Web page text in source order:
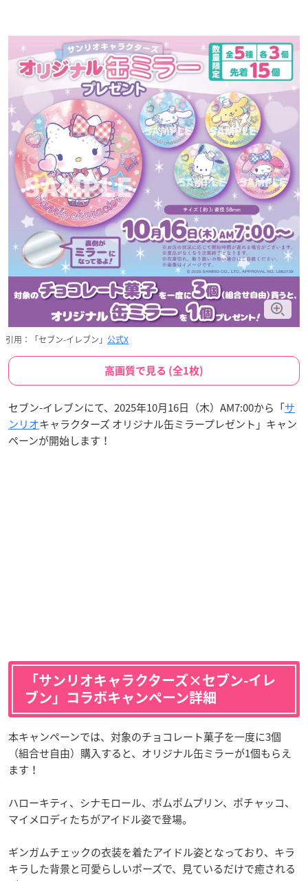
引用：「セブン-イレブン」 公式X
高画質で見る (全1枚)
セブン-イレブンにて、2025年10月16日（木）AM7:00から「サ
ンリオキャラクターズ オリジナル缶ミラープレゼント」キャン
ペーンが開始します！
「サンリオキャラクターズ×セブン-イレ
ブン」コラボキャンペーン詳細
本キャンペーンでは、対象のチョコレート菓子を一度に3個
（組合せ自由）購入すると、オリジナル缶ミラーが1個もらえ
ます！
ハローキティ、シナモロール、ポムポムプリン、ポチャッコ、
マイメロディたちがアイドル姿で登場。
ギンガムチェックの衣装を着たアイドル姿となっており、キラ
キラした背景と可愛らしいポーズで、見ているだけで癒される